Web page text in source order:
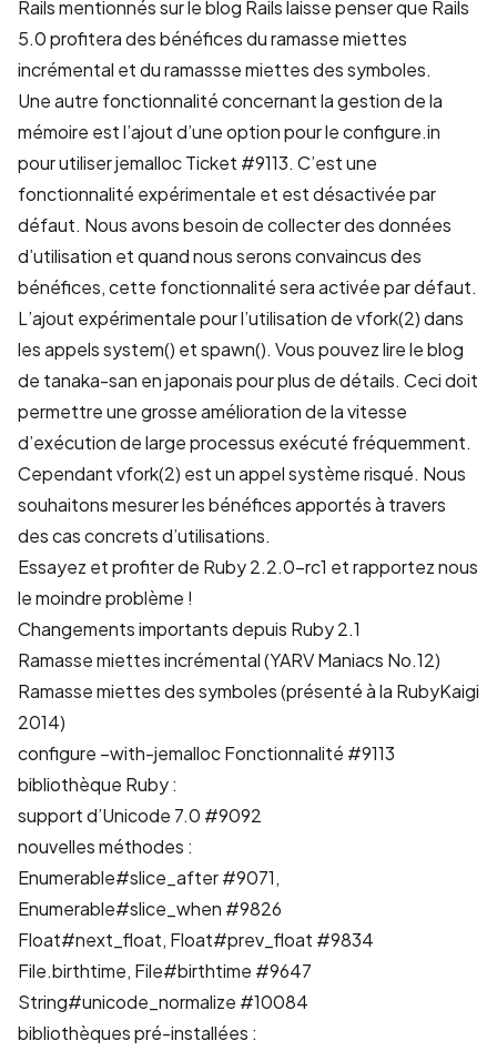
Rails mentionnés sur leblog Railslaisse penser que Rails
5.0 profitera des bénéfices du ramasse miettes
incrémental et du ramassse miettes des symboles.
Une autre fonctionnalité concernant la gestion de la
mémoire est l’ajout d’une option pour le configure.in
pour utiliser jemallocTicket #9113. C’est une
fonctionnalité expérimentale et est désactivée par
défaut. Nous avons besoin de collecter des données
d’utilisation et quand nous serons convaincus des
bénéfices, cette fonctionnalité sera activée par défaut.
L’ajout expérimentale pour l’utilisation de vfork(2) dans
les appels system() et spawn(). Vous pouvez lire leblog
de tanaka-san en japonaispour plus de détails. Ceci doit
permettre une grosse amélioration de la vitesse
d’exécution de large processus exécuté fréquemment.
Cependant vfork(2) est un appel système risqué. Nous
souhaitons mesurer les bénéfices apportés à travers
des cas concrets d’utilisations.
Essayez et profiter de Ruby 2.2.0-rc1 et rapportez nous
le moindre problème !
Changements importants depuis Ruby 2.1
Ramasse miettes incrémental(YARV Maniacs No.12)
Ramasse miettes des symboles(présenté à la RubyKaigi
2014)
configure –with-jemallocFonctionnalité #9113
bibliothèque Ruby :
support d’Unicode 7.0 #9092
nouvelles méthodes :
Enumerable#slice_after#9071,
Enumerable#slice_when #9826
Float#next_float, Float#prev_float #9834
File.birthtime, File#birthtime #9647
String#unicode_normalize #10084
bibliothèques pré-installées :